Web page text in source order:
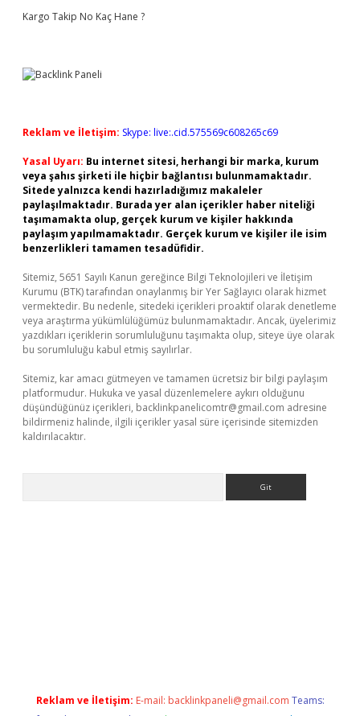
Kargo Takip No Kaç Hane ?
Reklam ve İletişim: Skype: live:.cid.575569c608265c69
Yasal Uyarı: Bu internet sitesi, herhangi bir marka, kurum
veya şahıs şirketi ile hiçbir bağlantısı bulunmamaktadır.
Sitede yalnızca kendi hazırladığımız makaleler
paylaşılmaktadır. Burada yer alan içerikler haber niteliği
taşımamakta olup, gerçek kurum ve kişiler hakkında
paylaşım yapılmamaktadır. Gerçek kurum ve kişiler ile isim
benzerlikleri tamamen tesadüfidir.
Sitemiz, 5651 Sayılı Kanun gereğince Bilgi Teknolojileri ve İletişim
Kurumu (BTK) tarafından onaylanmış bir Yer Sağlayıcı olarak hizmet
vermektedir. Bu nedenle, sitedeki içerikleri proaktif olarak denetleme
veya araştırma yükümlülüğümüz bulunmamaktadır. Ancak, üyelerimiz
yazdıkları içeriklerin sorumluluğunu taşımakta olup, siteye üye olarak
bu sorumluluğu kabul etmiş sayılırlar.
Sitemiz, kar amacı gütmeyen ve tamamen ücretsiz bir bilgi paylaşım
platformudur. Hukuka ve yasal düzenlemelere aykırı olduğunu
düşündüğünüz içerikleri, backlinkpanelicomtr@gmail.com adresine
bildirmeniz halinde, ilgili içerikler yasal süre içerisinde sitemizden
kaldırılacaktır.
Reklam ve İletişim: E-mail: backlinkpaneli@gmail.com Teams: